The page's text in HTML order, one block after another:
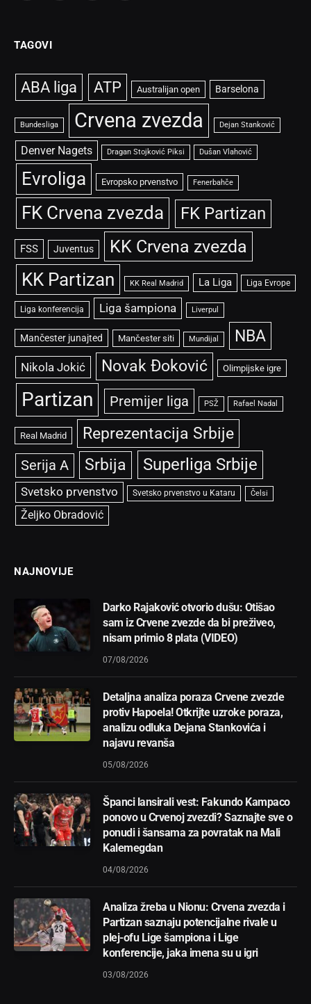
TAGOVI
ABA liga ATP Australijan open Barselona
Bundesliga Crvena zvezda Dejan Stanković
Denver Nagets Dragan Stojković Piksi Dušan Vlahović
Evroliga Evropsko prvenstvo Fenerbahče
FK Crvena zvezda FK Partizan
FSS Juventus KK Crvena zvezda
KK Partizan KK Real Madrid La Liga Liga Evrope
Liga konferencija Liga šampiona Liverpul
Mančester junajted Mančester siti Mundijal NBA
Nikola Jokić Novak Đoković Olimpijske igre
Partizan Premijer liga PSŽ Rafael Nadal
Real Madrid Reprezentacija Srbije
Serija A Srbija Superliga Srbije
Svetsko prvenstvo Svetsko prvenstvo u Kataru Čelsi
Željko Obradović
NAJNOVIJE
Darko Rajaković otvorio dušu: Otišao
sam iz Crvene zvezde da bi preživeo,
nisam primio 8 plata (VIDEO)
07/08/2026
Detaljna analiza poraza Crvene zvezde
protiv Hapoela! Otkrijte uzroke poraza,
analizu odluka Dejana Stankovića i
najavu revanša
05/08/2026
Španci lansirali vest: Fakundo Kampaco
ponovo u Crvenoj zvezdi? Saznajte sve o
ponudi i šansama za povratak na Mali
Kalemegdan
04/08/2026
Analiza žreba u Nionu: Crvena zvezda i
Partizan saznaju potencijalne rivale u
plej-ofu Lige šampiona i Lige
konferencije, jaka imena su u igri
03/08/2026